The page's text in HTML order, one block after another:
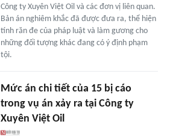
Công ty Xuyên Việt Oil và các đơn vị liên quan.
Bản án nghiêm khắc đã được đưa ra, thể hiện
tính răn đe của pháp luật và làm gương cho
những đối tượng khác đang có ý định phạm
tội.
Mức án chi tiết của 15 bị cáo
trong vụ án xảy ra tại Công ty
Xuyên Việt Oil